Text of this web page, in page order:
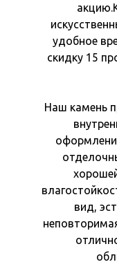
удобное
скидку 15
Наш камень
вид,